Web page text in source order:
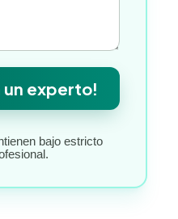
un experto!
bajo estricto